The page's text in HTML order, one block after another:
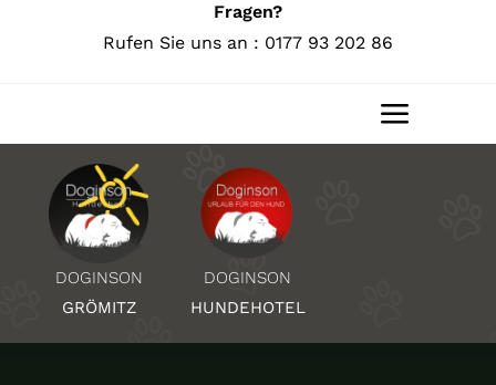
Fragen?
Rufen Sie uns an : 0177 93 202 86
Toggle
Home
Über Uns
DOGINSON
GRÖMITZ
DOGINSON
HUNDEHOTEL